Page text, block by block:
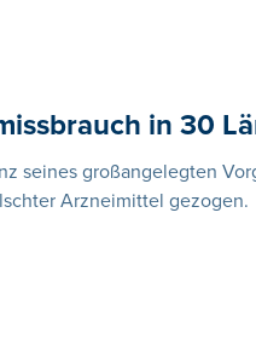
in 30
seines großangelegten
Arzneimittel gezogen.